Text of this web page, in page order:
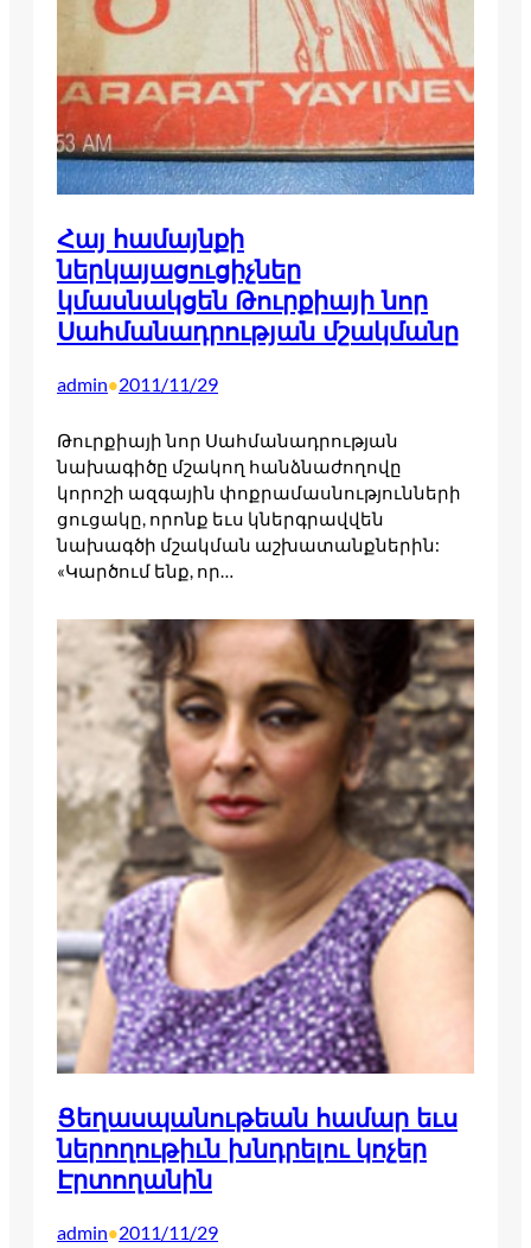
Հայ համայնքի
ներկայացուցիչնեը
կմասնակցեն Թուրքիայի նոր
Սահմանադրության մշակմանը
admin•2011/11/29
Թուրքիայի նոր Սահմանադրության
նախագիծը մշակող հանձնաժողովը
կորոշի ազգային փոքրամասնությունների
ցուցակը, որոնք եւս կներգրավվեն
նախագծի մշակման աշխատանքներին:
«Կարծում ենք, որ…
Ցեղասպանութեան համար եւս
ներողութիւն խնդրելու կոչեր
Էրտողանին
admin•2011/11/29